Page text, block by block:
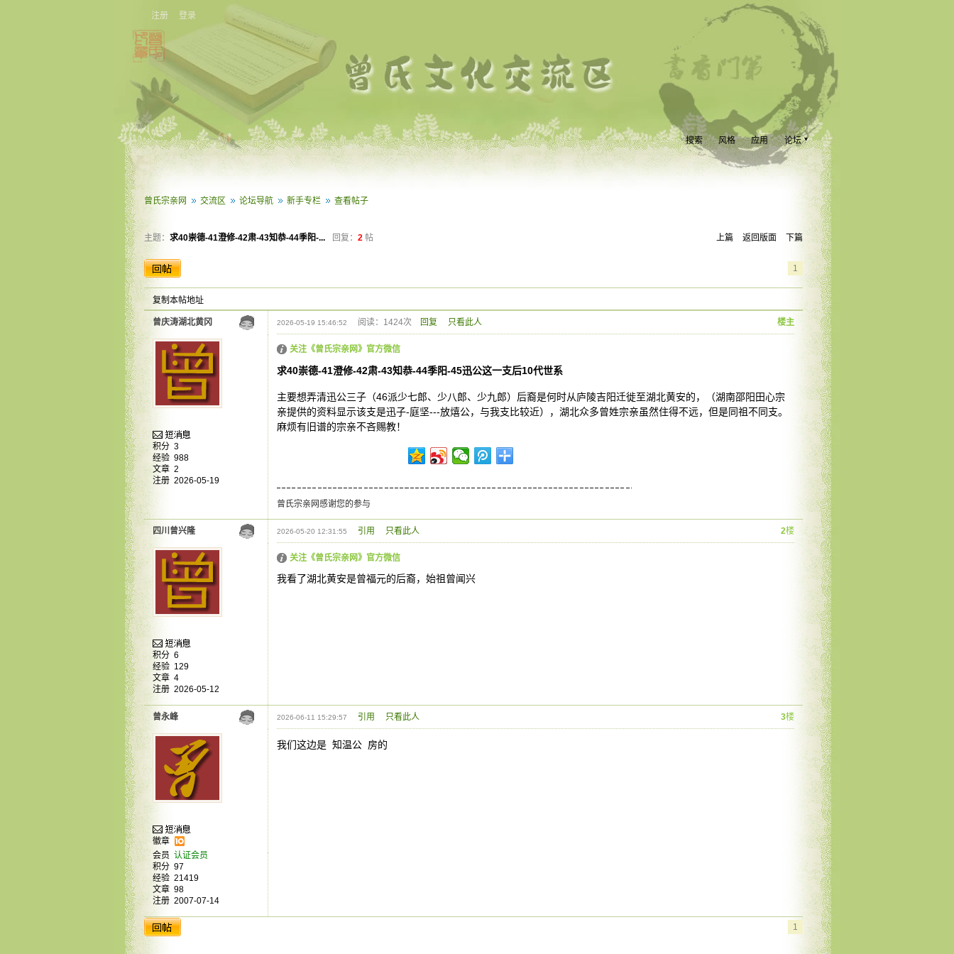
注册 登录
论坛
应用
风格
搜索
曾氏宗亲网 交流区 论坛导航 新手专栏 查看帖子
主题： 求40崇德-41澄修-42肃-43知恭-44季阳-... 回复： 2 帖 上篇 返回版面 下篇
1
复制本帖地址
曾庆涛湖北黄冈 2026-05-19 15:46:52 阅读：1424次 回复 只看此人 楼主
积分 3
经验 988
文章 2
注册 2026-05-19
关注《曾氏宗亲网》官方微信
求40崇德-41澄修-42肃-43知恭-44季阳-45迅公这一支后10代世系
主要想弄清迅公三子（46派少七郎、少八郎、少九郎）后裔是何时从庐陵吉阳迁徙至湖北黄安的，（湖南邵阳田心宗
亲提供的资料显示该支是迅子-庭坚---放熺公，与我支比较近），湖北众多曾姓宗亲虽然住得不远，但是同祖不同支。
麻烦有旧谱的宗亲不吝赐教！
曾氏宗亲网感谢您的参与
四川曾兴隆 2026-05-20 12:31:55 引用 只看此人 2楼
积分 6
经验 129
文章 4
注册 2026-05-12
关注《曾氏宗亲网》官方微信
我看了湖北黄安是曾福元的后裔，始祖曾闻兴
曾永峰 2026-06-11 15:29:57 引用 只看此人 3楼
徽章
会员 认证会员
积分 97
经验 21419
文章 98
注册 2007-07-14
我们这边是 知温公 房的
1